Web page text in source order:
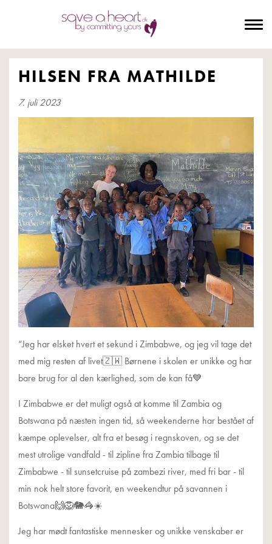
HILSEN FRA MATHILDE
7. juli 2023
“Jeg har elsket hvert et sekund i Zimbabwe, og jeg vil tage det
med mig resten af livet🇿🇼 Børnene i skolen er unikke og har
bare brug for al den kærlighed, som de kan få💙
I Zimbabwe er det muligt også at komme til Zambia og
Botswana på næsten ingen tid, så weekenderne har bestået af
kæmpe oplevelser, alt fra et besøg i regnskoven, og se det
mest utrolige vandfald - til zipline fra Zambia tilbage til
Zimbabwe - til sunsetcruise på zambezi river, med fri bar - til
min nok helt store favorit, en weekendtur på savannen i
Botswana🙌🦁🐘🦓☀️
Jeg har mødt fantastiske mennesker og unikke venskaber er